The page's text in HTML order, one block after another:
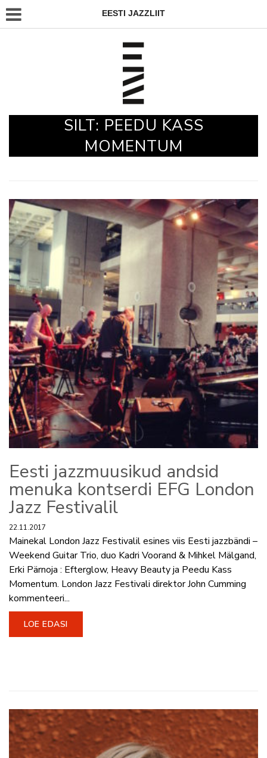
EESTI JAZZLIIT
SILT: PEEDU KASS
MOMENTUM
Eesti jazzmuusikud andsid
menuka kontserdi EFG London
Jazz Festivalil
22.11.2017
Mainekal London Jazz Festivalil esines viis Eesti jazzbändi –
Weekend Guitar Trio, duo Kadri Voorand & Mihkel Mälgand,
Erki Pärnoja : Efterglow, Heavy Beauty ja Peedu Kass
Momentum. London Jazz Festivali direktor John Cumming
kommenteeri...
LOE EDASI